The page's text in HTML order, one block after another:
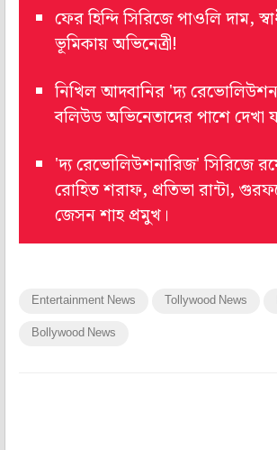
ফের হিন্দি সিরিজে পাওলি দাম,
ভূমিকায় অভিনেত্রী!
নিখিল আদবানির 'দ‌্য
বলিউড অভিনেতাদের পাশে দেখা
'দ‌্য রেভোলিউশনারিজ' সিরিজে
রোহিত শরাফ, প্রতিভা রান্টা,
জেসন শাহ প্রমুখ।
Entertainment News Tollywood News
Bollywood News